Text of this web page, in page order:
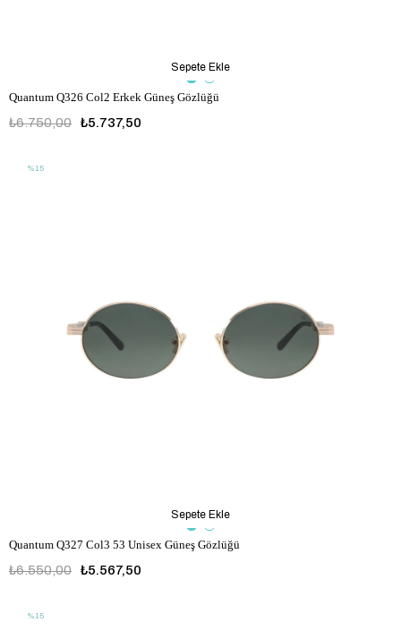
Quantum Q326 Col2 Erkek Güneş Gözlüğü
₺5.737,50
₺6.750,00
Sepete Ekle
Quantum Q327 Col3 53 Unisex Güneş Gözlüğü
₺5.567,50
₺6.550,00
Sepete Ekle
%15
%15